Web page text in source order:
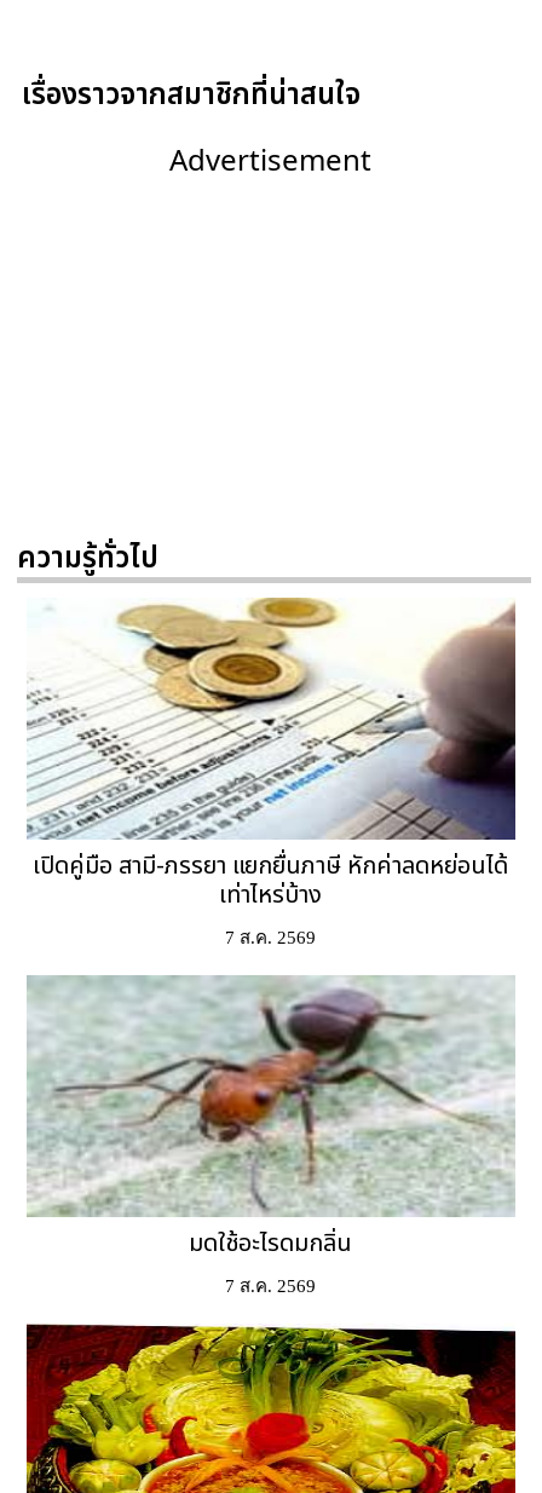
เรื่องราวจากสมาชิกที่น่าสนใจ
Advertisement
ความรู้ทั่วไป
เปิดคู่มือ สามี-ภรรยา แยกยื่นภาษี หักค่าลดหย่อนได้
เท่าไหร่บ้าง
7 ส.ค. 2569
มดใช้อะไรดมกลิ่น
7 ส.ค. 2569